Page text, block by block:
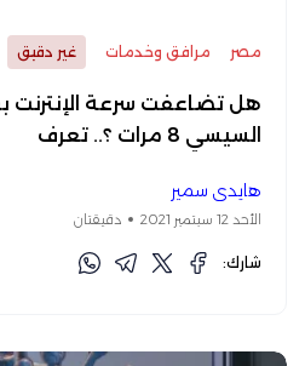
مصر مرافق وخدمات غير دقيق
هل تضاعفت سرعة الإنترنت
السيسي 8 مرات ؟.. تعرف
هايدي سمير
الأحد 12 سبتمبر 2021 دقيقتان
شارك: